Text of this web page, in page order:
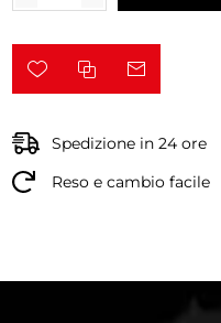
Spedizione in 24 ore
Reso e cambio facile